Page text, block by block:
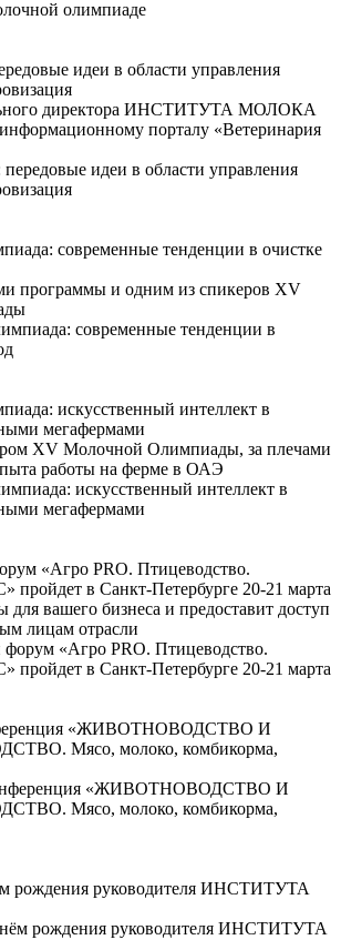
идеи в области управления
директора ИНСТИТУТА МОЛОКА
порталу «Ветеринария
современные тенденции в очистке
программы и одним из спикеров XV
искусственный интеллект в
мегафермами
XV Молочной Олимпиады, за плечами
работы на ферме в ОАЭ
«Агро PRO. Птицеводство.
пройдет в Санкт-Петербурге 20-21 марта
вашего бизнеса и предоставит доступ
лицам отрасли
«ЖИВОТНОВОДСТВО И
Мясо, молоко, комбикорма,
рождения руководителя ИНСТИТУТА